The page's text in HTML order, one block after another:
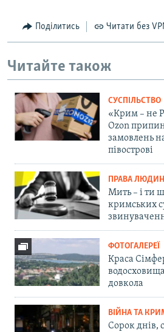
Поділитись Читати без
Читайте також
СУСПІЛЬСТВО
«Крим – не
Ozon
замовлень
півострові
ПРАВА
Мить – і ти
кримських
ФОТОГАЛЕРЕЇ
Краса
довкола
ВІЙНА ТА
Сорок днів,